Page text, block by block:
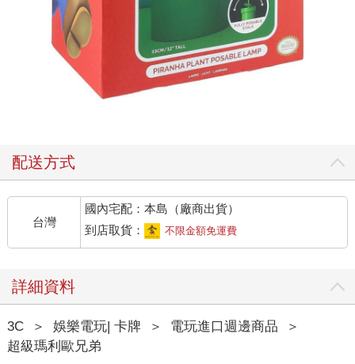
配送方式
台灣
國內宅配：本島（廠商出貨）
到店取貨：
不限金額免運費
詳細資料
3C ＞ 娛樂電玩| 卡牌 ＞ 電玩進口週邊商品
＞
超級瑪利歐兄弟